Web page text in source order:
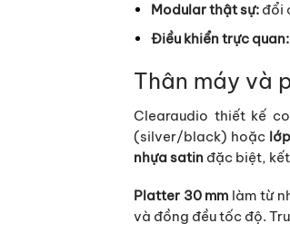
Modular thật sự: đổi
Điều khiển trực quan:
Thân máy và
Clearaudio thiết kế
(silver/black) hoặc
nhựa satin đặc biệt,
Platter 30 mm làm từ
và đồng đều tốc độ.